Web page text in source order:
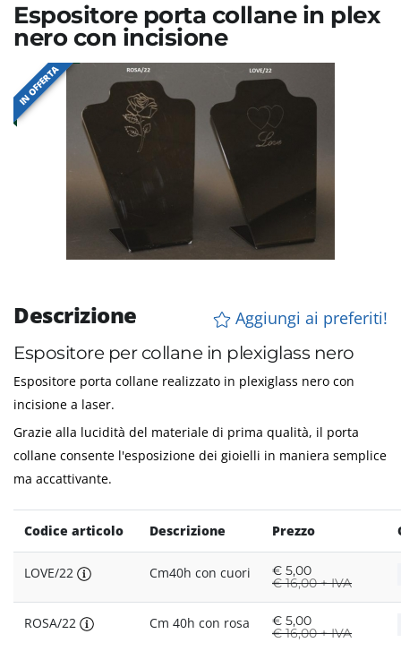
Espositore porta collane in plex
nero con incisione
IN OFFERTA
Descrizione
Aggiungi ai preferiti!
Espositore per collane in plexiglass nero
Espositore porta collane realizzato in plexiglass nero con
incisione a laser.
Grazie alla lucidità del materiale di prima qualità, il porta
collane consente l'esposizione dei gioielli in maniera semplice
ma accattivante.
Codice articolo Descrizione Prezzo
LOVE/22 Cm40h con cuori € 5,00
€16,00 + IVA
ROSA/22 Cm 40h con rosa € 5,00
€16,00 + IVA